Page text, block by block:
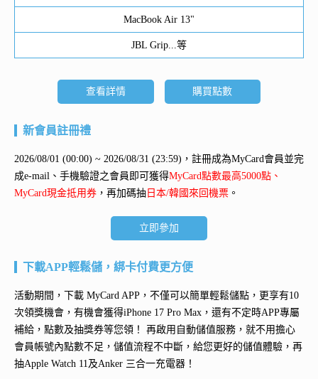
MacBook Air 13"
JBL Grip...等
查看詳情 購買點數
新會員註冊禮
2026/08/01 (00:00) ~ 2026/08/31 (23:59)，註冊成為MyCard會員並完
成e-mail、手機驗證之會員即可獲得MyCard點數最高5000點、
MyCard現金抵用券 ，再加碼抽 日本/韓國來回機票 。
立即參加
下載APP輕鬆儲，綁卡付費更方便
活動期間，下載 MyCard APP，不僅可以簡單輕鬆儲點，更享有10
次領獎機會，有機會獲得iPhone 17 Pro Max ，還有不定時APP專屬
補給，點數及抽獎券等您領！ 再啟用自動儲值服務 ，就不用擔心
會員帳號內點數不足，儲值流程不中斷，給您更好的儲值體驗，再
抽Apple Watch 11及Anker 三合一充電器 ！